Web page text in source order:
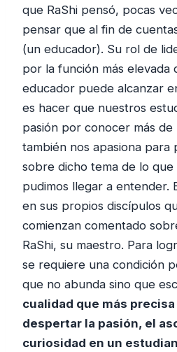
que RaShi pensó, pocas
pensar que al fin de
(un educador). Su rol de
por la función más elevada
educador puede alcanzar
es hacer que nuestros
pasión por conocer más
también nos apasiona para
sobre dicho tema de lo que
pudimos llegar a entender.
en sus propios discípulos
comienzan comentado
RaShi, su maestro. Para
se requiere una condición
que no abunda sino que
cualidad que más
despertar la pasión, el
curiosidad en un